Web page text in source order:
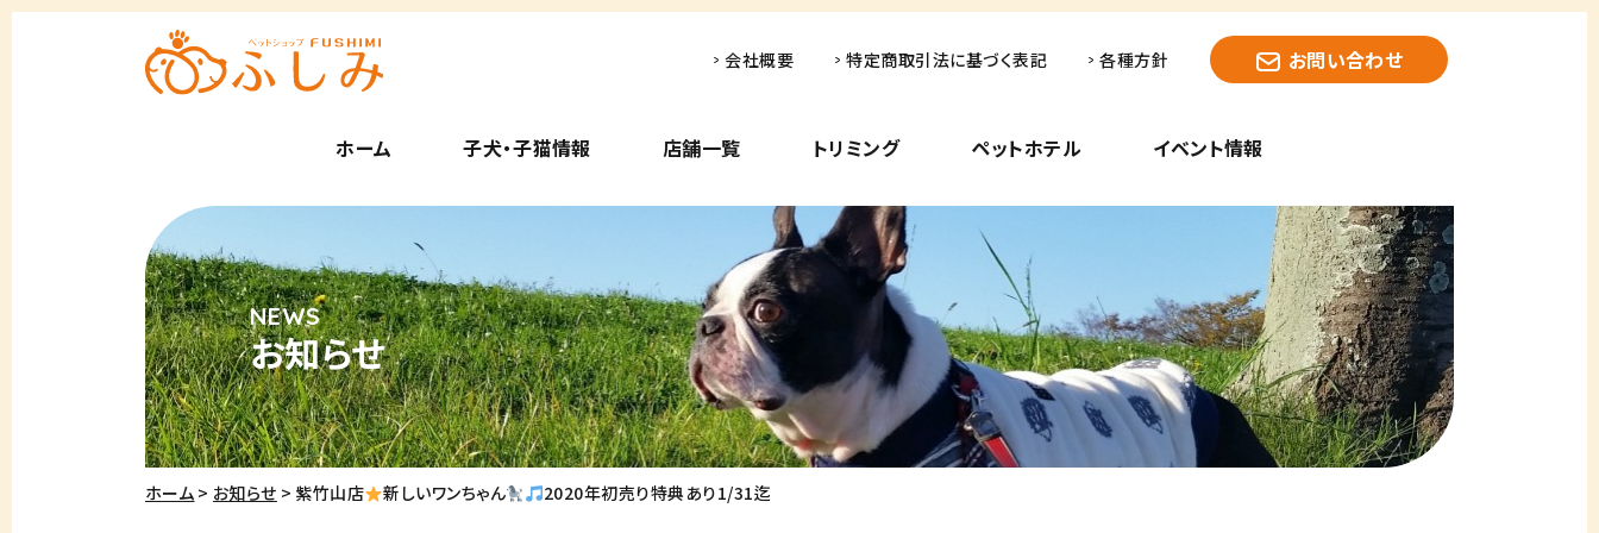
ホーム 子犬・子猫情報 店舗一覧 トリミング ペットホテル イベント情報
会社概要 特定商取引法に基づく表記 各種方針 お問い合わせ
お知らせ
ホーム お知らせ 紫竹山店 新しいワンちゃん 2020年初売り特典あり1/31迄